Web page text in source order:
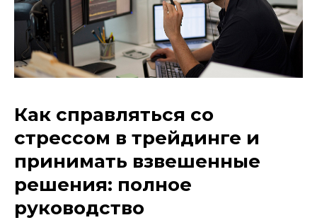
Как справляться со
стрессом в трейдинге и
принимать взвешенные
решения: полное
руководство